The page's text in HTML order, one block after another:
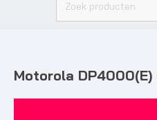
Motorola DP4000(E)